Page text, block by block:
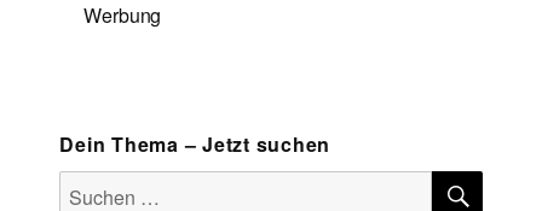
Werbung
Dein Thema – Jetzt suchen
Suchen